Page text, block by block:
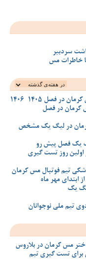
سردبیر
فصل 1405-1406
کرمان در فصل
کرمان در لیگ یک مشخص
یک فصل پیش رو
روز تست گیری
تیم فوتبال مس کرمان
ابتدای مهر ماه
یک
تیم ملی نوجوانان
مس کرمان در بلاروس
برای تست گیری تیم